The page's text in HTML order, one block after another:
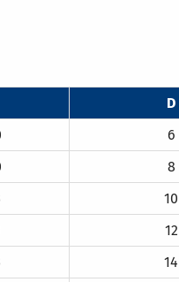
D
6
8
10
12
14